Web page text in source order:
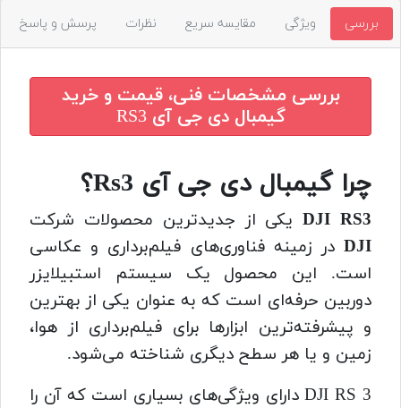
بررسی ویژگی مقایسه سریع نظرات پرسش و پاسخ
بررسی مشخصات فنی، قیمت و خرید
گیمبال دی جی آی RS3
چرا گیمبال دی جی آی Rs3؟
DJI RS3یکی از جدیدترین محصولات شرکت
DJI در زمینه فناوری‌های فیلم‌برداری و عکاسی
است. این محصول یک سیستم استبیلایزر
دوربین حرفه‌ای است که به عنوان یکی از بهترین
و پیشرفته‌ترین ابزارها برای فیلم‌برداری از هوا،
زمین و یا هر سطح دیگری شناخته می‌شود.
DJI RS 3 دارای ویژگی‌های بسیاری است که آن را